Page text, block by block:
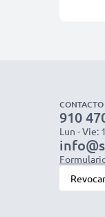
CONTACTO
910
Lun - Vie: